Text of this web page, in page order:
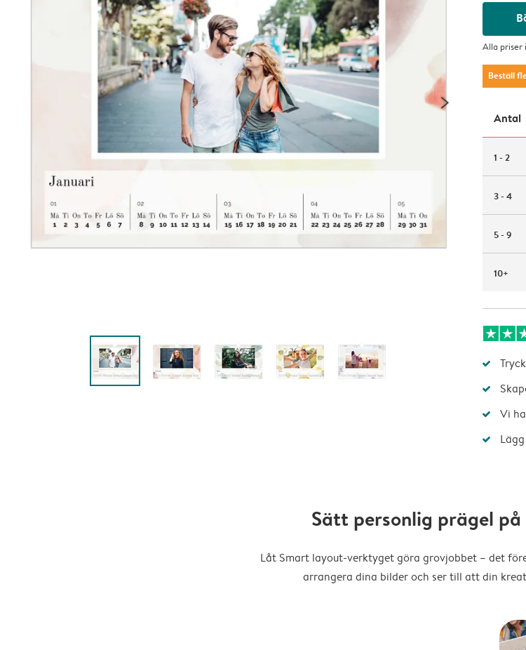
Alla priser
Beställ
Antal
1 - 2
3 - 4
5 - 9
10+
Vi
Sätt personlig prägel
Låt Smart layout-verktyget göra grovjobbet – det
arrangera dina bilder och ser till att din